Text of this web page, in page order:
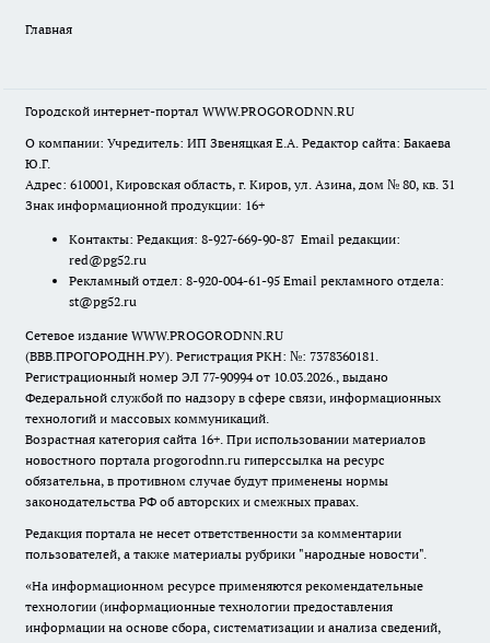
Главная
Городской интернет-портал WWW.PROGORODNN.RU
О компании: Учредитель: ИП Звеняцкая Е.А. Редактор сайта: Бакаева
Ю.Г.
Адрес: 610001, Кировская область, г. Киров, ул. Азина, дом № 80, кв. 31
Знак информационной продукции: 16+
Контакты: Редакция: 8-927-669-90-87 Email редакции:
red@pg52.ru
Рекламный отдел: 8-920-004-61-95 Email рекламного отдела:
st@pg52.ru
Сетевое издание WWW.PROGORODNN.RU
(ВВВ.ПРОГОРОДНН.РУ). Регистрация РКН: №: 7378360181.
Регистрационный номер ЭЛ 77-90994 от 10.03.2026., выдано
Федеральной службой по надзору в сфере связи, информационных
технологий и массовых коммуникаций.
Возрастная категория сайта 16+. При использовании материалов
новостного портала progorodnn.ru гиперссылка на ресурс
обязательна, в противном случае будут применены нормы
законодательства РФ об авторских и смежных правах.
Редакция портала не несет ответственности за комментарии
пользователей, а также материалы рубрики "народные новости".
«На информационном ресурсе применяются рекомендательные
технологии (информационные технологии предоставления
информации на основе сбора, систематизации и анализа сведений,